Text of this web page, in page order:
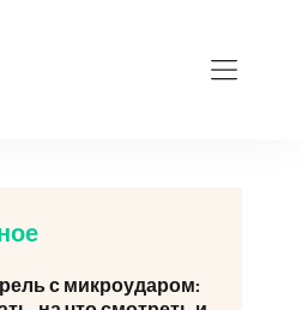
с микроударом: